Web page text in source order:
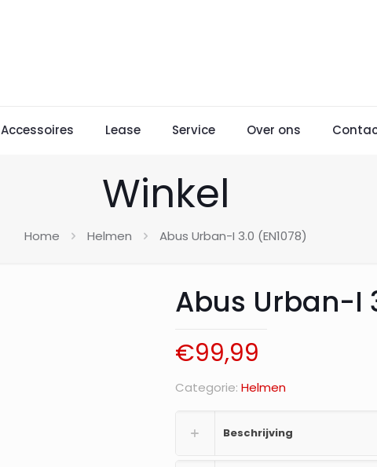
Accessoires Lease Service Over ons
Winkel
Home Helmen Abus Urban-I 3.0 (EN1078)
Abus Urban-I
€99,99
Categorie: Helmen
Beschrijving